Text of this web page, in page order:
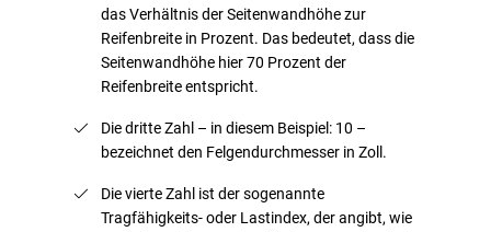
das Verhältnis der Seitenwandhöhe zur
Reifenbreite in Prozent. Das bedeutet, dass die
Seitenwandhöhe hier 70 Prozent der
Reifenbreite entspricht.
Die dritte Zahl – in diesem Beispiel: 10 –
bezeichnet den Felgendurchmesser in Zoll.
Die vierte Zahl ist der sogenannte
Tragfähigkeits- oder Lastindex, der angibt, wie